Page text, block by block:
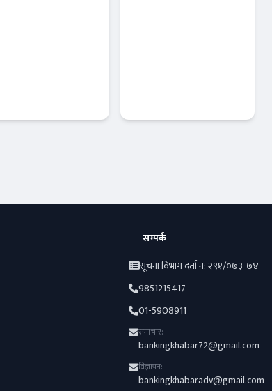
रच्यो, १३
‘Corporate
पुरस्कृत
सम्पर्क
सूचना विभाग दर्ता नं: २९१/०७३-७४
9851215417
01-5908911
समाचार:
bankingkhabar72@gmail.com
विज्ञापन:
bankingkhabaradv@gmail.com